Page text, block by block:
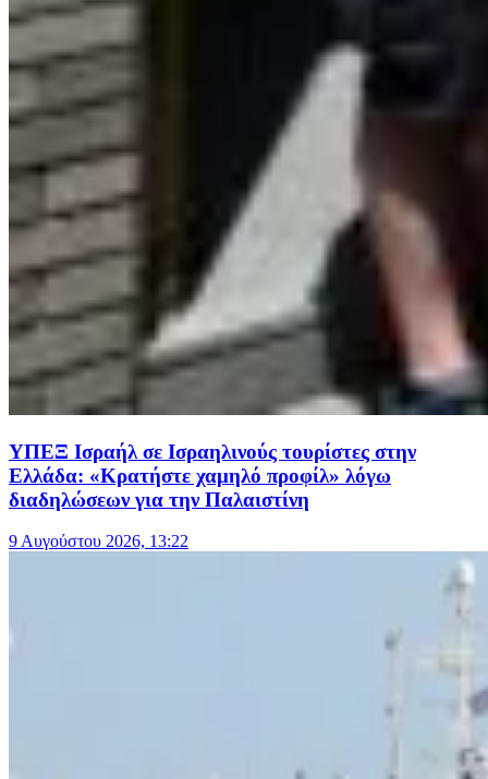
ΥΠΕΞ Ισραήλ σε Ισραηλινούς τουρίστες στην
Ελλάδα: «Κρατήστε χαμηλό προφίλ» λόγω
διαδηλώσεων για την Παλαιστίνη
9 Αυγούστου 2026, 13:22